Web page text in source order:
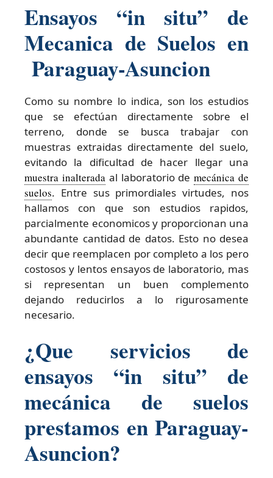
Ensayos “in situ” de
Mecanica de Suelos en
Paraguay-Asuncion
Como su nombre lo indica, son los estudios
que se efectúan directamente sobre el
terreno, donde se busca trabajar con
muestras extraidas directamente del suelo,
evitando la dificultad de hacer llegar una
muestra inalterada al laboratorio demecánica de
suelos. Entre sus primordiales virtudes, nos
hallamos con que son estudios rapidos,
parcialmente economicos y proporcionan una
abundante cantidad de datos. Esto no desea
decir que reemplacen por completo a los pero
costosos y lentos ensayos de laboratorio, mas
si representan un buen complemento
dejando reducirlos a lo rigurosamente
necesario.
¿Que servicios de
ensayos “in situ” de
mecánica de suelos
prestamos en Paraguay-
Asuncion?